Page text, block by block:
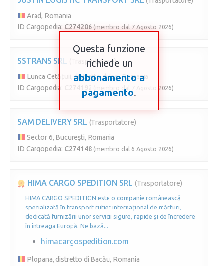
Arad, Romania
ID Cargopedia: C274206 (membro dal 7 Agosto 2026)
SSTRANS SRL
(Trasportatore)
Lunca Cetățuii, distretto di Iași, Romania
ID Cargopedia:
(membro dal 7 Agosto 2026)
SAM DELIVERY SRL (Trasportatore)
Sector 6, București, Romania
ID Cargopedia: C274148 (membro dal 6 Agosto 2026)
HIMA CARGO SPEDITION SRL (Trasportatore)
HIMA CARGO SPEDITION este o companie românească
specializată în transport rutier internațional de mărfuri,
dedicată furnizării unor servicii sigure, rapide și de încredere
în întreaga Europă. Ne bază...
himacargospedition.com
Plopana, distretto di Bacău, Romania
Questa funzione
richiede un
abbonamento a
pagamento.